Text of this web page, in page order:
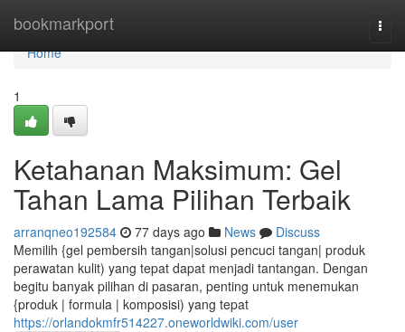
bookmarkport
Home
Home
1
Ketahanan Maksimum: Gel
Tahan Lama Pilihan Terbaik
arranqneo192584 77 days ago News
Discuss
Memilih {gel pembersih tangan|solusi pencuci tangan| produk
perawatan kulit) yang tepat dapat menjadi tantangan. Dengan
begitu banyak pilihan di pasaran, penting untuk menemukan
{produk | formula | komposisi) yang tepat
https://orlandokmfr514227.oneworldwiki.com/user